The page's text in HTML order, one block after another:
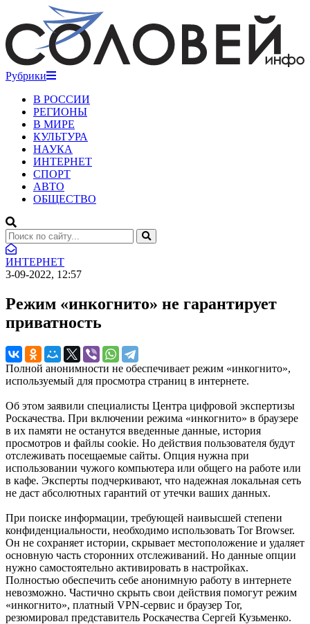
Рубрики
В РОССИИ
РЕГИОНЫ
В МИРЕ
КУЛЬТУРА
НАУКА
ИНТЕРНЕТ
СПОРТ
АВТО
ОБЩЕСТВО
ИНТЕРНЕТ
3-09-2022, 12:57
Режим «инкогнито» не гарантирует
приватность
Полной анонимности не обеспечивает режим «инкогнито»,
используемый для просмотра страниц в интернете.
Об этом заявили специалисты Центра цифровой экспертизы
Роскачества. При включении режима «инкогнито» в браузере
в их памяти не останутся введенные данные, история
просмотров и файлы cookie. Но действия пользователя будут
отслеживать посещаемые сайты. Опция нужна при
использовании чужого компьютера или общего на работе или
в кафе. Эксперты подчеркивают, что надежная локальная сеть
не даст абсолютных гарантий от утечки ваших данных.
При поиске информации, требующей наивысшей степени
конфиденциальности, необходимо использовать Tor Browser.
Он не сохраняет истории, скрывает местоположение и удаляет
основную часть сторонних отслеживаний. Но данные опции
нужно самостоятельно активировать в настройках.
Полностью обеспечить себе анонимную работу в интернете
невозможно. Частично скрыть свои действия помогут режим
«инкогнито», платный VPN-сервис и браузер Tor,
резюмировал представитель Роскачества Сергей Кузьменко.